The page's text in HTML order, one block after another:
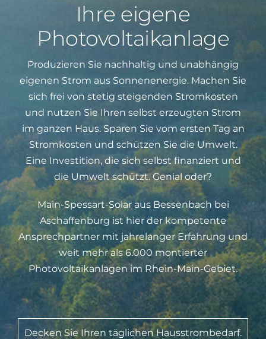
Ihre eigene
Photovoltaikanlage
Produzieren Sie nachhaltig und unabhängig
eigenen Strom aus Sonnenenergie. Machen Sie
sich frei von stetig steigenden Stromkosten
und nutzen Sie Ihren selbst erzeugten Strom
im ganzen Haus. Sparen Sie vom ersten Tag an
Stromkosten und schützen Sie die Umwelt.
Eine Investition, die sich selbst finanziert und
die Umwelt schützt. Genial oder?
Main-Spessart-Solar aus Bessenbach bei
Aschaffenburg ist hier der kompetente
Ansprechpartner mit jahrelanger Erfahrung und
weit mehr als 6.000 montierter
Photovoltaikanlagen im Rhein-Main-Gebiet.
Decken Sie Ihren täglichen Hausstrombedarf.